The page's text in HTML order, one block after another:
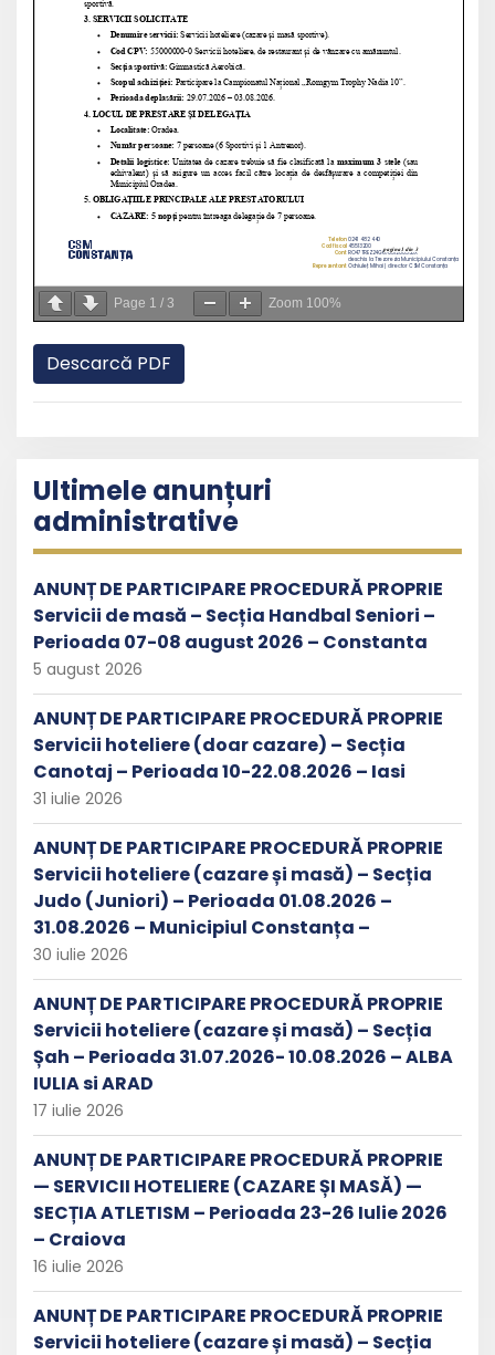
Page 1 / 3 Zoom 100%
Descarcă PDF
Ultimele anunțuri
administrative
ANUNȚ DE PARTICIPARE PROCEDURĂ PROPRIE
Servicii de masă – Secția Handbal Seniori –
Perioada 07-08 august 2026 – Constanta
5 august 2026
ANUNȚ DE PARTICIPARE PROCEDURĂ PROPRIE
Servicii hoteliere (doar cazare) – Secția
Canotaj – Perioada 10-22.08.2026 – Iasi
31 iulie 2026
ANUNȚ DE PARTICIPARE PROCEDURĂ PROPRIE
Servicii hoteliere (cazare și masă) – Secția
Judo (Juniori) – Perioada 01.08.2026 –
31.08.2026 – Municipiul Constanța –
30 iulie 2026
ANUNȚ DE PARTICIPARE PROCEDURĂ PROPRIE
Servicii hoteliere (cazare și masă) – Secția
Șah – Perioada 31.07.2026- 10.08.2026 – ALBA
IULIA si ARAD
17 iulie 2026
ANUNȚ DE PARTICIPARE PROCEDURĂ PROPRIE
— SERVICII HOTELIERE (CAZARE ȘI MASĂ) —
SECȚIA ATLETISM – Perioada 23-26 Iulie 2026
– Craiova
16 iulie 2026
ANUNȚ DE PARTICIPARE PROCEDURĂ PROPRIE
Servicii hoteliere (cazare și masă) – Secția